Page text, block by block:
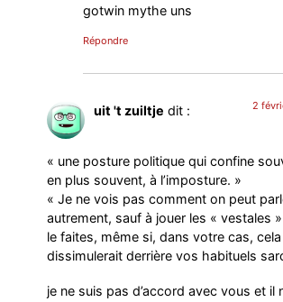
gotwin mythe uns
Répondre
uit 't zuiltje dit : 2
« une posture politique qui confine
en plus souvent, à l’imposture. »
« Je ne vois pas comment on peut
autrement, sauf à jouer les « vestales
le faites, même si, dans votre cas,
dissimulerait derrière vos habituels
je ne suis pas d’accord avec vous et il